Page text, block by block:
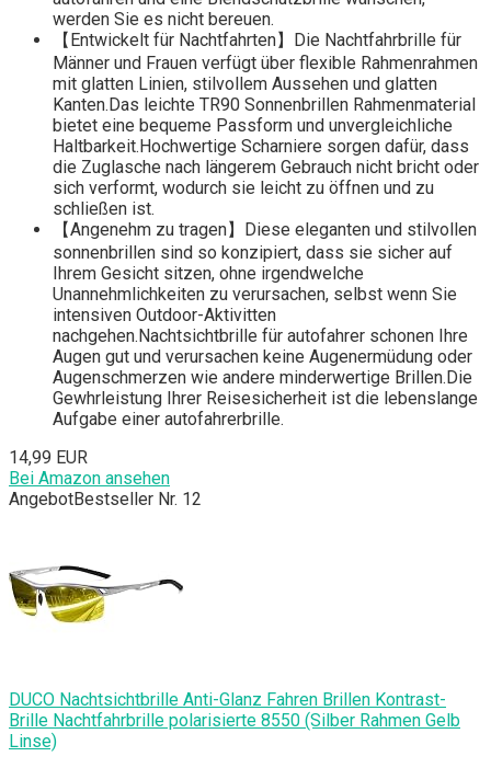
werden Sie es nicht bereuen.
【Entwickelt für Nachtfahrten】Die Nachtfahrbrille für
Männer und Frauen verfügt über flexible Rahmenrahmen
mit glatten Linien, stilvollem Aussehen und glatten
Kanten.Das leichte TR90 Sonnenbrillen Rahmenmaterial
bietet eine bequeme Passform und unvergleichliche
Haltbarkeit.Hochwertige Scharniere sorgen dafür, dass
die Zuglasche nach längerem Gebrauch nicht bricht oder
sich verformt, wodurch sie leicht zu öffnen und zu
schließen ist.
【Angenehm zu tragen】Diese eleganten und stilvollen
sonnenbrillen sind so konzipiert, dass sie sicher auf
Ihrem Gesicht sitzen, ohne irgendwelche
Unannehmlichkeiten zu verursachen, selbst wenn Sie
intensiven Outdoor-Aktivitten
nachgehen.Nachtsichtbrille für autofahrer schonen Ihre
Augen gut und verursachen keine Augenermüdung oder
Augenschmerzen wie andere minderwertige Brillen.Die
Gewhrleistung Ihrer Reisesicherheit ist die lebenslange
Aufgabe einer autofahrerbrille.
14,99 EUR
Bei Amazon ansehen
AngebotBestseller Nr. 12
DUCO Nachtsichtbrille Anti-Glanz Fahren Brillen Kontrast-
Brille Nachtfahrbrille polarisierte 8550 (Silber Rahmen Gelb
Linse)